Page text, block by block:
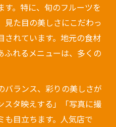
。特に、旬のフルーツを
見た目の美しさにこだわっ
されています。地元の食材
ふれるメニューは、多くの
バランス、彩りの美しさが
スタ映えする」「写真に撮
も目立ちます。人気店で